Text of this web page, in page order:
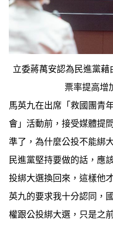
立委蔣萬安認為民進黨
票率提高增
馬英九在出席「救國團青
會」活動前，接受媒體提
準了，為什麼公投不能綁
民進黨堅持要做的話，應
投綁大選換回來，這樣他
英九的要求我十分認同，
權跟公投綁大選，只是之